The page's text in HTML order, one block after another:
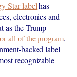
Star label has
electronics and
as the Trump
all of the program,
backed label
recognizable